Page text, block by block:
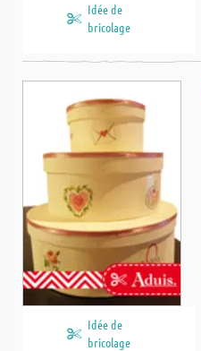
Idée de
bricolage
Idée de
bricolage